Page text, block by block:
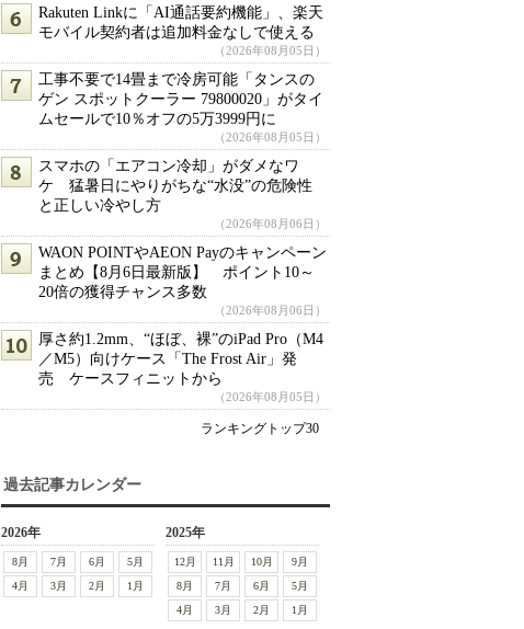
Rakuten Linkに「AI通話要約機能」、楽天
モバイル契約者は追加料金なしで使える
（2026年08月05日）
工事不要で14畳まで冷房可能「タンスの
ゲン スポットクーラー 79800020」がタイ
ムセールで10％オフの5万3999円に
（2026年08月05日）
スマホの「エアコン冷却」がダメなワ
ケ 猛暑日にやりがちな“水没”の危険性
と正しい冷やし方
（2026年08月06日）
WAON POINTやAEON Payのキャンペーン
まとめ【8月6日最新版】 ポイント10～
20倍の獲得チャンス多数
（2026年08月06日）
厚さ約1.2mm、“ほぼ、裸”のiPad Pro（M4
／M5）向けケース「The Frost Air」発
売 ケースフィニットから
（2026年08月05日）
ランキングトップ30
過去記事カレンダー
2026年
8月 7月 6月
5月
4月
3月 2月 1月
2025年
12月 11月 10月
9月
8月
7月 6月
5月
4月
3月 2月 1月